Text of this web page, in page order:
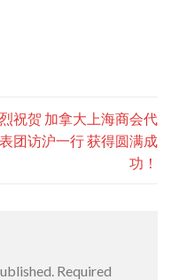
祝贺 加拿大上海商会代
表团访沪一行 获得圆满成
功！
Required